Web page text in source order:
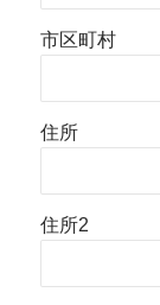
市区町村
住所
住所2